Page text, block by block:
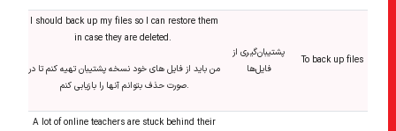
I should back up my files so I can restore them
in case they are deleted.
من باید از فایل های خود نسخه پشتیبان تهیه کنم تا در
پشتیبان‌گیری از
فایل‌ها
To back up files
A lot of online teachers are stuck behind their